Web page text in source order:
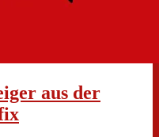
aus der